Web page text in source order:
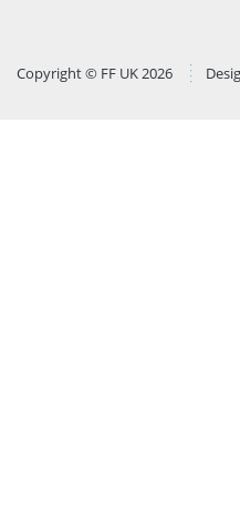
Copyright © FF UK 2026